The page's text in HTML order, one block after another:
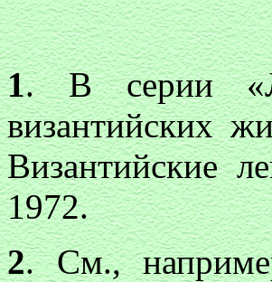
1. В серии
византийских
Византийские
1972.
2. См.,